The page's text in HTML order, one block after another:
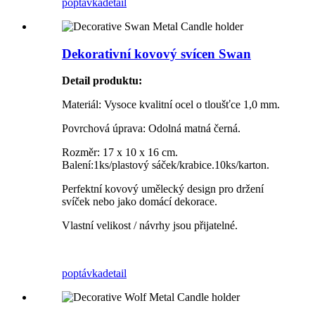
poptávkadetail
Dekorativní kovový svícen Swan
Detail produktu:
Materiál: Vysoce kvalitní ocel o tloušťce 1,0 mm.
Povrchová úprava: Odolná matná černá.
Rozměr: 17 x 10 x 16 cm.
Balení:1ks/plastový sáček/krabice.10ks/karton.
Perfektní kovový umělecký design pro držení
svíček nebo jako domácí dekorace.
Vlastní velikost / návrhy jsou přijatelné.
poptávkadetail